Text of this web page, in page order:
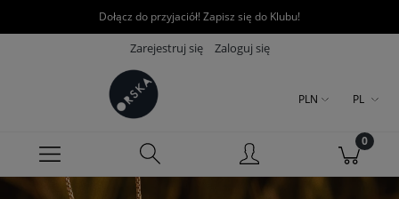
Dołącz do przyjaciół! Zapisz się do Klubu!
Zarejestruj się Zaloguj się
PLN PL